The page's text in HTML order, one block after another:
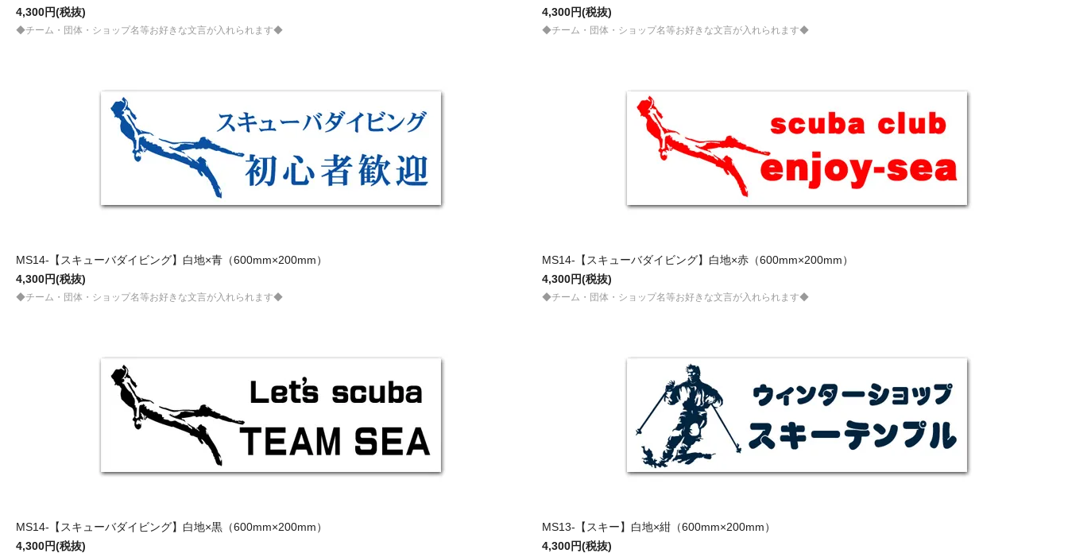
4,300円(税抜)
◆チーム・団体・ショップ名等お好きな文言が入れられます◆
4,300円(税抜)
◆チーム・団体・ショップ名等お好きな文言が入れられます◆
MS14-【スキューバダイビング】白地×青（600mm×200mm）
4,300円(税抜)
◆チーム・団体・ショップ名等お好きな文言が入れられます◆
MS14-【スキューバダイビング】白地×赤（600mm×200mm）
4,300円(税抜)
◆チーム・団体・ショップ名等お好きな文言が入れられます◆
MS14-【スキューバダイビング】白地×黒（600mm×200mm）
4,300円(税抜)
MS13-【スキー】白地×紺（600mm×200mm）
4,300円(税抜)